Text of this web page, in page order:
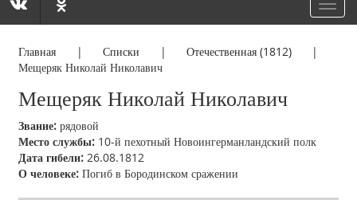
Главная |Списки | Отечественная (1812)|
Мещеряк Николай Николавич
Мещеряк Николай Николавич
Звание: рядовой
Место службы: 10-й пехотный Новоингерманландский полк
Дата гибели: 26.08.1812
О человеке: Погиб в Бородинском сражении